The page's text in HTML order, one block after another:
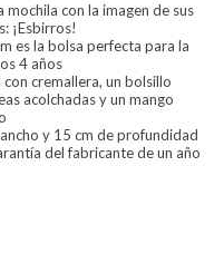
con la imagen de sus
¡Esbirros!
es la bolsa perfecta para la
4 años
cremallera, un bolsillo
acolchadas y un mango
y 15 cm de profundidad
del fabricante de un año